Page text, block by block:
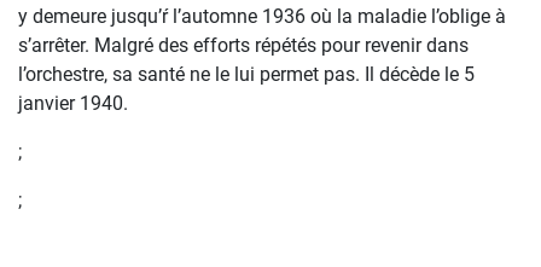
y demeure jusqu’ŕ l’automne 1936 où la maladie l’oblige à
s’arrêter. Malgré des efforts répétés pour revenir dans
l’orchestre, sa santé ne le lui permet pas. Il décède le 5
janvier 1940.
;
;